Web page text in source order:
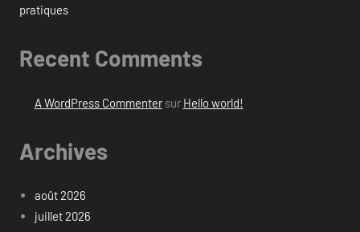
pratiques
Recent Comments
A WordPress Commentersur Hello world!
Archives
août 2026
juillet 2026